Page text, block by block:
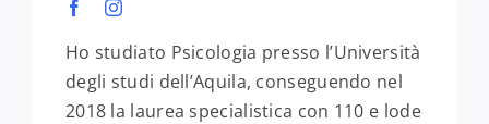
Ho studiato Psicologia presso l’Università
degli studi dell’Aquila, conseguendo nel
2018 la laurea specialistica con 110 e lode